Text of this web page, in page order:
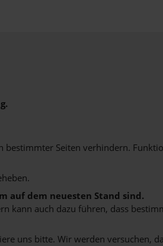
Seiten verhindern.
auf dem neuesten Stand sind.
kann auch dazu führen, dass
uns bitte. Wir werden versuchen,